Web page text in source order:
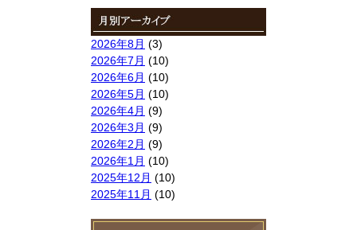
2026年8月 (3)
2026年7月 (10)
2026年6月 (10)
2026年5月 (10)
2026年4月 (9)
2026年3月 (9)
2026年2月 (9)
2026年1月 (10)
2025年12月 (10)
2025年11月 (10)